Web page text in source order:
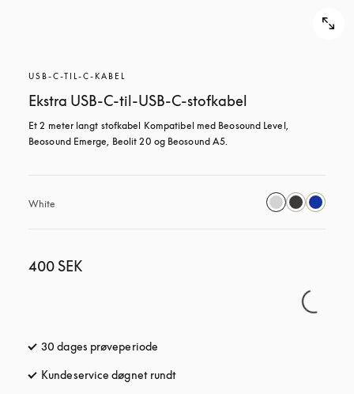
USB-C-TIL-C-KABEL
Ekstra USB-C-til-USB-C-stofkabel
Et 2 meter langt stofkabel Kompatibel med Beosound Level,
Beosound Emerge, Beolit 20 og Beosound A5.
White
400 SEK
30 dages prøveperiode
Kundeservice døgnet rundt